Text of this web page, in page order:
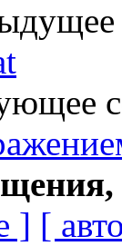
] [